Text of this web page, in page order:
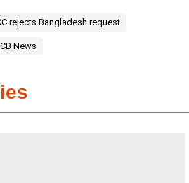
rejects Bangladesh request
News